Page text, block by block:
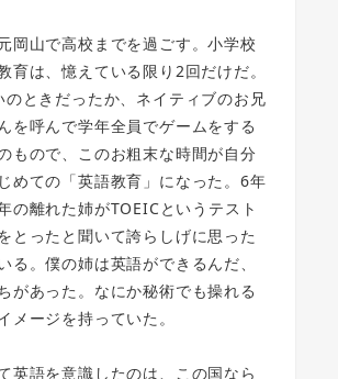
岡山で高校までを過ごす。小学校
育は、憶えている限り2回だけだ。
のときだったか、ネイティブのお兄
を呼んで学年全員でゲームをする
もので、このお粗末な時間が自分
めての「英語教育」になった。6年
の離れた姉がTOEICというテスト
とったと聞いて誇らしげに思った
る。僕の姉は英語ができるんだ、
があった。なにか秘術でも操れる
メージを持っていた。
英語を意識したのは、この国なら